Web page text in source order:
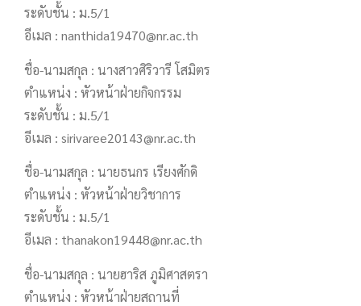
ระดับชั้น : ม.5/1
อีเมล : nanthida19470@nr.ac.th
ชื่อ-นามสกุล : นางสาวศิริวารี โสมิตร
ตำแหน่ง : หัวหน้าฝ่ายกิจกรรม
ระดับชั้น : ม.5/1
อีเมล : sirivaree20143@nr.ac.th
ชื่อ-นามสกุล : นายธนกร เรียงศักดิ
ตำแหน่ง : หัวหน้าฝ่ายวิชาการ
ระดับชั้น : ม.5/1
อีเมล : thanakon19448@nr.ac.th
ชื่อ-นามสกุล : นายฮาริส ภูมิศาสตรา
ตำแหน่ง : หัวหน้าฝ่ายสถานที่